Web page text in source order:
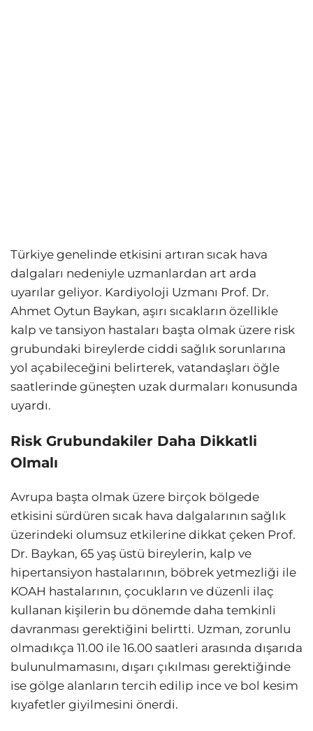
Türkiye genelinde etkisini artıran sıcak hava
dalgaları nedeniyle uzmanlardan art arda
uyarılar geliyor. Kardiyoloji Uzmanı Prof. Dr.
Ahmet Oytun Baykan, aşırı sıcakların özellikle
kalp ve tansiyon hastaları başta olmak üzere risk
grubundaki bireylerde ciddi sağlık sorunlarına
yol açabileceğini belirterek, vatandaşları öğle
saatlerinde güneşten uzak durmaları konusunda
uyardı.
Risk Grubundakiler Daha Dikkatli
Olmalı
Avrupa başta olmak üzere birçok bölgede
etkisini sürdüren sıcak hava dalgalarının sağlık
üzerindeki olumsuz etkilerine dikkat çeken Prof.
Dr. Baykan, 65 yaş üstü bireylerin, kalp ve
hipertansiyon hastalarının, böbrek yetmezliği ile
KOAH hastalarının, çocukların ve düzenli ilaç
kullanan kişilerin bu dönemde daha temkinli
davranması gerektiğini belirtti. Uzman, zorunlu
olmadıkça 11.00 ile 16.00 saatleri arasında dışarıda
bulunulmamasını, dışarı çıkılması gerektiğinde
ise gölge alanların tercih edilip ince ve bol kesim
kıyafetler giyilmesini önerdi.